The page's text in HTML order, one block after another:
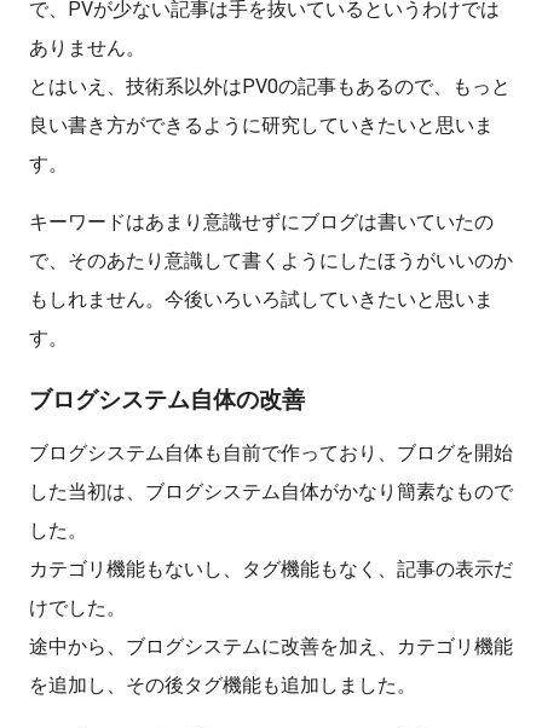
で、PVが少ない記事は手を抜いているというわけでは
ありません。
とはいえ、技術系以外はPV0の記事もあるので、もっと
良い書き方ができるように研究していきたいと思いま
す。
キーワードはあまり意識せずにブログは書いていたの
で、そのあたり意識して書くようにしたほうがいいのか
もしれません。今後いろいろ試していきたいと思いま
す。
ブログシステム自体の改善
ブログシステム自体も自前で作っており、ブログを開始
した当初は、ブログシステム自体がかなり簡素なもので
した。
カテゴリ機能もないし、タグ機能もなく、記事の表示だ
けでした。
途中から、ブログシステムに改善を加え、カテゴリ機能
を追加し、その後タグ機能も追加しました。